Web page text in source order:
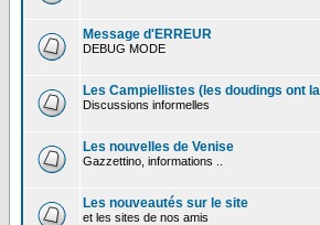
Message d'ERREUR
DEBUG MODE
Les Campiellistes (les doudings ont
Discussions informelles
Les nouvelles de Venise
Gazzettino, informations ..
Les nouveautés sur le site
et les sites de nos amis